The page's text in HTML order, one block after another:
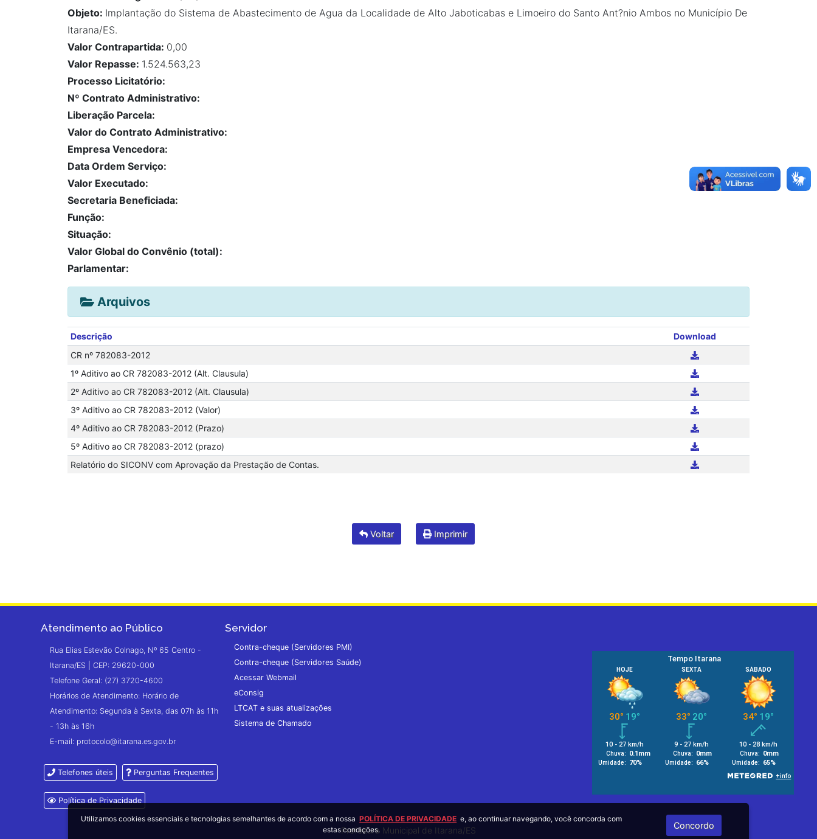
Objeto: Implantação do Sistema de Abastecimento de Agua da Localidade de Alto Jaboticabas e Limoeiro do Santo Ant?nio Ambos no Município De
Itarana/ES.
Valor Contrapartida: 0,00
Valor Repasse: 1.524.563,23
Processo Licitatório:
Nº Contrato Administrativo:
Liberação Parcela:
Valor do Contrato Administrativo:
Empresa Vencedora:
Data Ordem Serviço:
Valor Executado:
Secretaria Beneficiada:
Função:
Situação:
Valor Global do Convênio (total):
Parlamentar:
Arquivos
Descrição
Download
CR nº 782083-2012
1º Aditivo ao CR 782083-2012 (Alt. Clausula)
2º Aditivo ao CR 782083-2012 (Alt. Clausula)
3º Aditivo ao CR 782083-2012 (Valor)
4º Aditivo ao CR 782083-2012 (Prazo)
5º Aditivo ao CR 782083-2012 (prazo)
Relatório do SICONV com Aprovação da Prestação de Contas.
Voltar Imprimir
Atendimento ao Público
Rua Elias Estevão Colnago, Nº 65 Centro -
Itarana/ES | CEP: 29620-000
Telefone Geral: (27) 3720-4600
Horários de Atendimento: Horário de
Atendimento: Segunda à Sexta, das 07h às 11h
- 13h às 16h
E-mail: protocolo@itarana.es.gov.br
Telefones úteis Perguntas Frequentes
Política de Privacidade
Servidor
Contra-cheque (Servidores PMI)
Contra-cheque (Servidores Saúde)
Acessar Webmail
eConsig
LTCAT e suas atualizações
Sistema de Chamado
Prefeitura Municipal de Itarana/ES
Utilizamos cookies essenciais e tecnologias semelhantes de acordo com a nossaPOLÍTICA DE PRIVACIDADE e, ao continuar navegando, você concorda com
estas condições.
Concordo